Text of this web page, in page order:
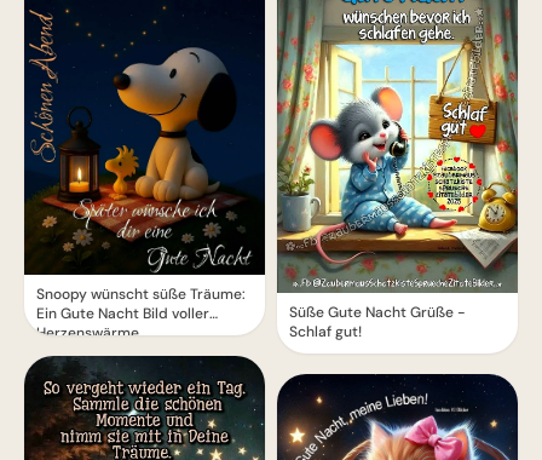
Snoopy wünscht süße Träume:
Ein Gute Nacht Bild voller
Herzenswärme
Süße Gute Nacht Grüße -
Schlaf gut!